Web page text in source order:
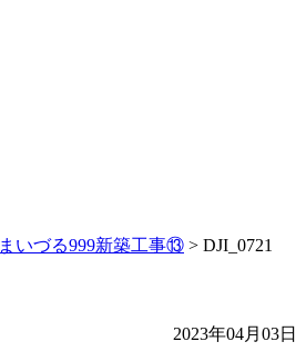
まいづる999新築工事⑬ > DJI_0721
2023年04月03日